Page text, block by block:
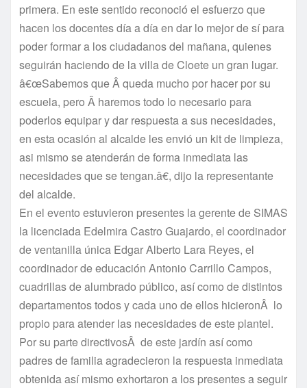
primera. En este sentido reconoció el esfuerzo que
hacen los docentes dí­a a dí­a en dar lo mejor de sí­ para
poder formar a los ciudadanos del mañana, quienes
seguirán haciendo de la villa de Cloete un gran lugar.
â€œSabemos que Â queda mucho por hacer por su
escuela, pero Â haremos todo lo necesario para
poderlos equipar y dar respuesta a sus necesidades,
en esta ocasión al alcalde les envió un kit de limpieza,
asi mismo se atenderán de forma inmediata las
necesidades que se tengan.â€, dijo la representante
del alcalde.
En el evento estuvieron presentes la gerente de SIMAS
la licenciada Edelmira Castro Guajardo, el coordinador
de ventanilla única Edgar Alberto Lara Reyes, el
coordinador de educación Antonio Carrillo Campos,
cuadrillas de alumbrado público, así­ como de distintos
departamentos todos y cada uno de ellos hicieronÂ lo
propio para atender las necesidades de este plantel.
Por su parte directivosÂ de este jardí­n así­ como
padres de familia agradecieron la respuesta inmediata
obtenida así­ mismo exhortaron a los presentes a seguir